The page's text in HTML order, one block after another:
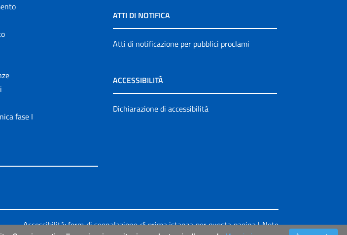
fase I
ATTI DI NOTIFICA
Atti di notificazione per pubblici proclami
ACCESSIBILITÀ
Dichiarazione di accessibilità
Accessibilità: form di segnalazione di prima istanza per questa pagina|Note